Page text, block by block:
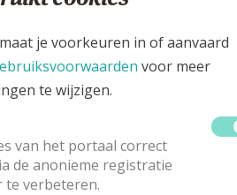
en andere
48, 3512 Stevoort
van 10u tot 12u (behalve in de
je voorkeuren in of aanvaard
voor meer
te wijzigen.
van het portaal correct
de anonieme registratie
te verbeteren.